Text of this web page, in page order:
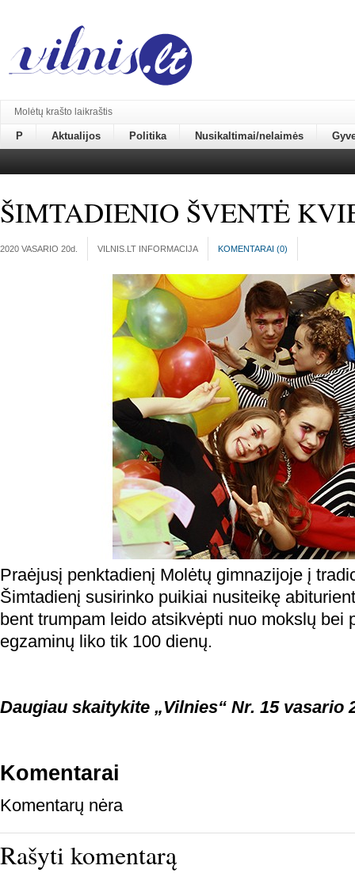
Molėtų krašto laikraštis
P Aktualijos Politika Nusikaltimai/nelaimės
ŠIMTADIENIO ŠVENTĖ
2020 VASARIO 20d. VILNIS.LT INFORMACIJA KOMENTARAI (0)
Praėjusį penktadienį Molėtų gimnazijoje į
Šimtadienį susirinko puikiai nusiteikę
bent trumpam leido atsikvėpti nuo mokslų bei
egzaminų liko tik 100 dienų.
Daugiau skaitykite „Vilnies“ Nr. 15 vasario
Komentarai
Komentarų nėra
Rašyti komentarą